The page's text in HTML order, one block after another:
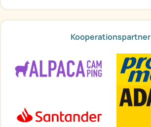
Kooperationspartner